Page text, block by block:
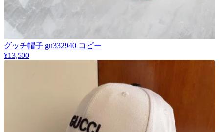
グッチ帽子 gu332940 コピー
¥13,500